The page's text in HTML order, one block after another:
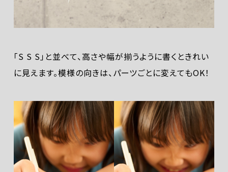
「S S S」と並べて、高さや幅が揃うように書くときれい
に見えます。模様の向きは、パーツごとに変えてもOK！